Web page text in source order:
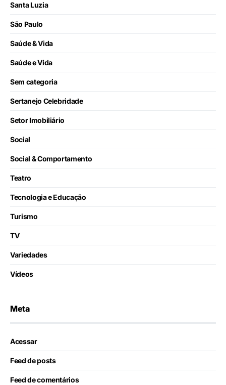
Santa Luzia
São Paulo
Saúde & Vida
Saúde e Vida
Sem categoria
Sertanejo Celebridade
Setor Imobiliário
Social
Social & Comportamento
Teatro
Tecnologia e Educação
Turismo
TV
Variedades
Vídeos
Meta
Acessar
Feed de posts
Feed de comentários